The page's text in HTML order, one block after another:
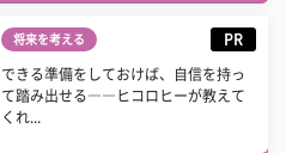
将来を考える PR
できる準備をしておけば、自信を持っ
て踏み出せる――ヒコロヒーが教えて
くれ...